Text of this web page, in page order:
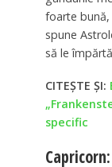
foarte
spune
să le
CITEȘTE ȘI:
specific